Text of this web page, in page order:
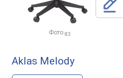
Фото 83
Aklas Melody